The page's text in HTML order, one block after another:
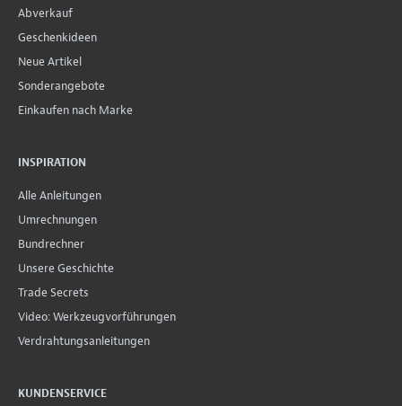
Abverkauf
Geschenkideen
Neue Artikel
Sonderangebote
Einkaufen nach Marke
INSPIRATION
Alle Anleitungen
Umrechnungen
Bundrechner
Unsere Geschichte
Trade Secrets
Video: Werkzeugvorführungen
Verdrahtungsanleitungen
KUNDENSERVICE